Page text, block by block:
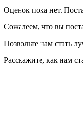
Оценок пока нет.
Сожалеем, что вы
Позвольте нам стать
Расскажите, как нам